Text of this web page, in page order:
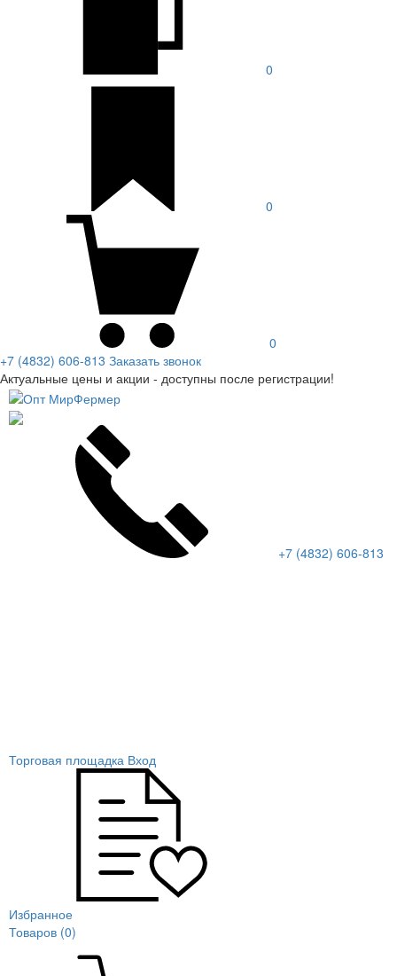
0
0
0
+7 (4832) 606-813 Заказать звонок
Актуальные цены и акции - доступны после регистрации!
+7 (4832) 606-813
Торговая площадка Вход
Избранное
Товаров (0)